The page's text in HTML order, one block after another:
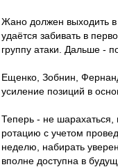
Жано должен выходить
удаётся забивать в
группу атаки. Дальше -
Ещенко, Зобнин,
усиление позиций в
Теперь - не шарахаться,
ротацию с учетом
неделю, набирать
вполне доступна в